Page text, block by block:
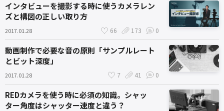
インタビューを撮影する時に使うカメラレン
ズと構図の正しい取り方
2017.01.28 66 173 0
動画制作で必要な音の原則「サンプルレート
とビット深度」
2017.01.28 7 41 0
REDカメラを使う時に必須の知識。シャッ
ター角度はシャッター速度と違う？